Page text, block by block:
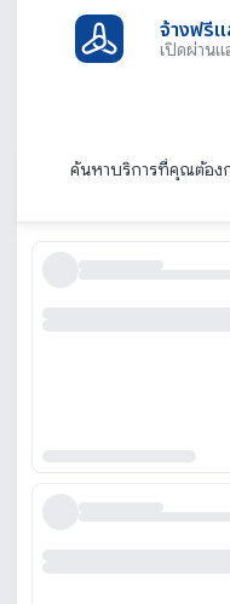
จ้างฟรี
เปิดผ่าน
ติวสอบ ก.พ. สอนส